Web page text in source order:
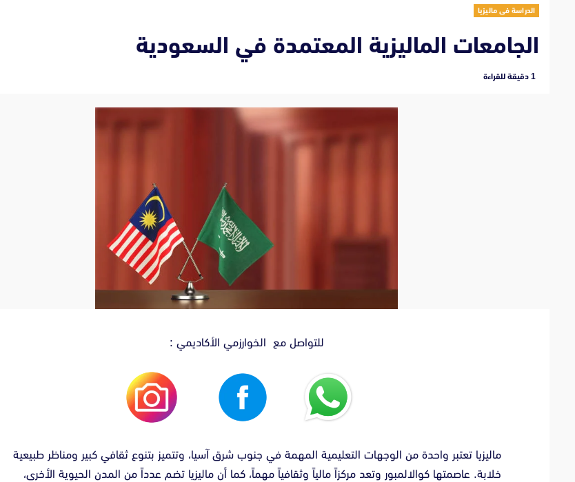
الدراسة فى ماليزيا
الجامعات الماليزية المعتمدة في السعودية
‫1 دقيقة للقراءة
للتواصل مع الخوارزمي الأكاديمي :
ماليزيا تعتبر واحدة من الوجهات التعليمية المهمة في جنوب شرق آسيا، وتتميز بتنوع ثقافي كبير ومناظر طبيعية
خلابة. عاصمتها كوالالمبور وتعد مركزاً مالياً وثقافياً مهماً، كما أن ماليزيا تضم عدداً من المدن الحيوية الأخرى،